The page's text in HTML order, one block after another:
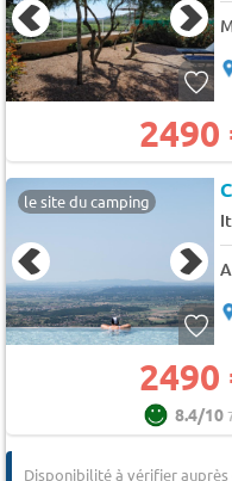
2490
le site du camping
2490
8.4/10
Disponibilité à vérifier